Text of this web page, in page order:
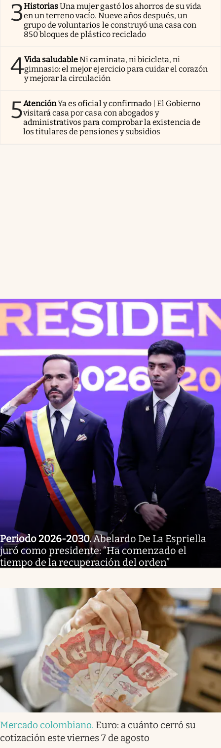
3HistoriasUna mujer gastó los ahorros de su vida
en un terreno vacío. Nueve años después, un
grupo de voluntarios le construyó una casa con
850 bloques de plástico reciclado
4Vida saludableNi caminata, ni bicicleta, ni
gimnasio: el mejor ejercicio para cuidar el corazón
y mejorar la circulación
5AtenciónYa es oficial y confirmado | El Gobierno
visitará casa por casa con abogados y
administrativos para comprobar la existencia de
los titulares de pensiones y subsidios
Periodo 2026-2030.Abelardo De La Espriella
juró como presidente: “Ha comenzado el
tiempo de la recuperación del orden”
Mercado colombiano. Euro: a cuánto cerró su
cotización este viernes 7 de agosto